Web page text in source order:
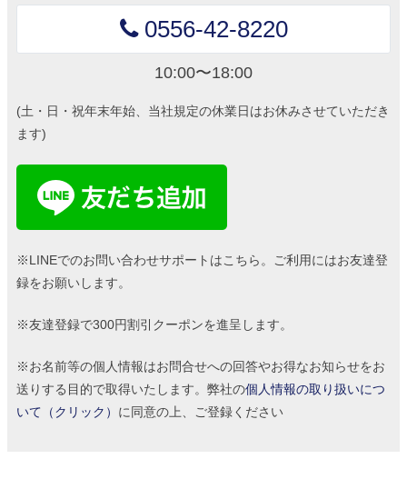
0556-42-8220
10:00〜18:00
(土・日・祝年末年始、当社規定の休業日はお休みさせていただき
ます)
※LINEでのお問い合わせサポートはこちら。ご利用にはお友達登
録をお願いします。
※友達登録で300円割引クーポンを進呈します。
※お名前等の個人情報はお問合せへの回答やお得なお知らせをお
送りする目的で取得いたします。弊社の個人情報の取り扱いにつ
いて（クリック） に同意の上、ご登録ください